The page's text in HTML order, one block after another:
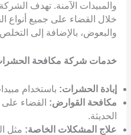
والمبيدات الآمنة. تهدف
خلال القضاء على جميع أنواع
والبعوض، بالإضافة إلى
خدمات شركة مكافحة
إبادة الحشرات: باستخدام
مكافحة القوارض: القضاء على
الحديثة.
علاج المشكلات الخاصة: مثل